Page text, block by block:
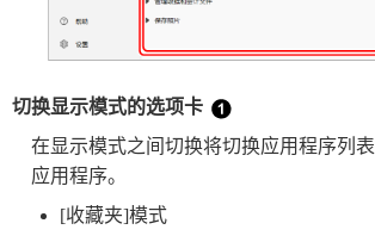
切换显示模式的选项卡
在显示模式之间切换将切换应用程序列表
应用程序。
[收藏夹]模式